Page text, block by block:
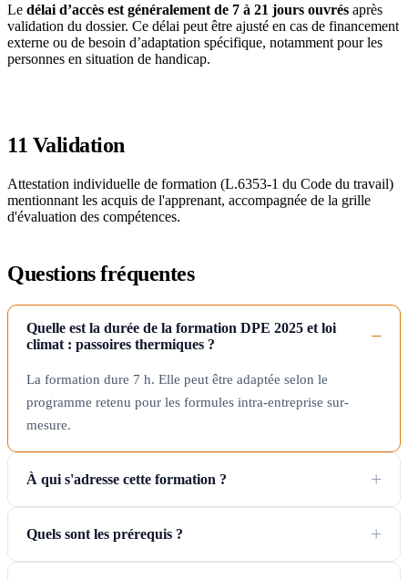
Le délai d’accès est généralement de 7 à 21 jours ouvrés après
validation du dossier. Ce délai peut être ajusté en cas de financement
externe ou de besoin d’adaptation spécifique, notamment pour les
personnes en situation de handicap.
11 Validation
Attestation individuelle de formation (L.6353-1 du Code du travail)
mentionnant les acquis de l'apprenant, accompagnée de la grille
d'évaluation des compétences.
Questions fréquentes
Quelle est la durée de la formation DPE 2025 et loi
climat : passoires thermiques ?
La formation dure 7 h. Elle peut être adaptée selon le
programme retenu pour les formules intra-entreprise sur-
mesure.
À qui s'adresse cette formation ?
Quels sont les prérequis ?